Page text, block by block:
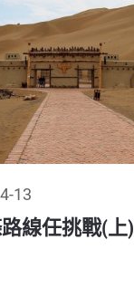
13
線任挑戰(上)